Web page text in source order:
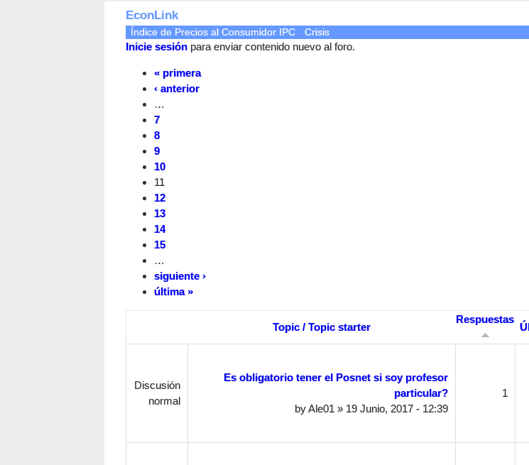
EconLink
Índice de Precios al Consumidor IPC Crisis
Inicie sesión para enviar contenido nuevo al foro.
« primera
‹ anterior
…
7
8
9
10
11
12
13
14
15
…
siguiente ›
última »
Topic / Topic starter
Respuestas
Discusión
normal
Es obligatorio tener el Posnet si soy profesor
particular?
byAle01» 19 Junio, 2017 - 12:39
1